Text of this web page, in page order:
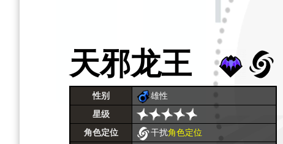
天邪龙王
性别
雄性
星级
角色定位
干扰角色定位